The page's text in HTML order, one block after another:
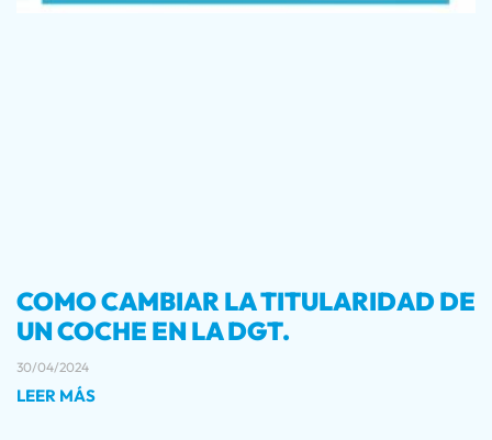
COMO CAMBIAR LA TITULARIDAD DE
UN COCHE EN LA DGT.
30/04/2024
LEER MÁS